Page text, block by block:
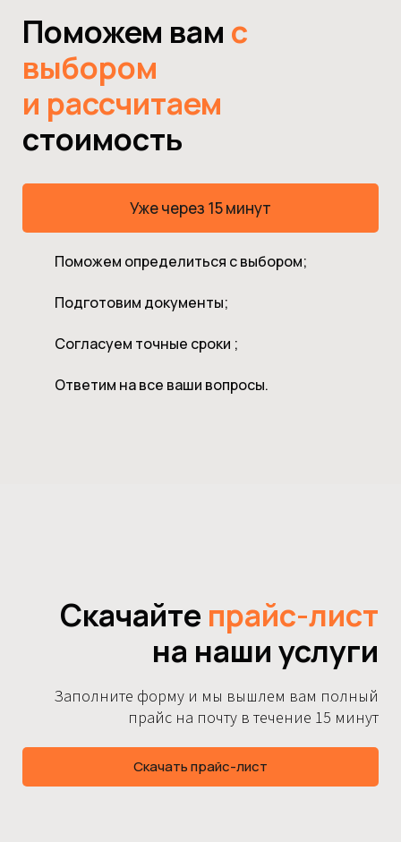
Поможем вам с
выбором
и рассчитаем
стоимость
Уже через 15 минут
Поможем определиться с выбором;
Подготовим документы;
Согласуем точные сроки ;
Ответим на все ваши вопросы.
Скачайте прайс-лист
на наши услуги
Заполните форму и мы вышлем вам полный
прайс на почту в течение 15 минут
Скачать прайс-лист